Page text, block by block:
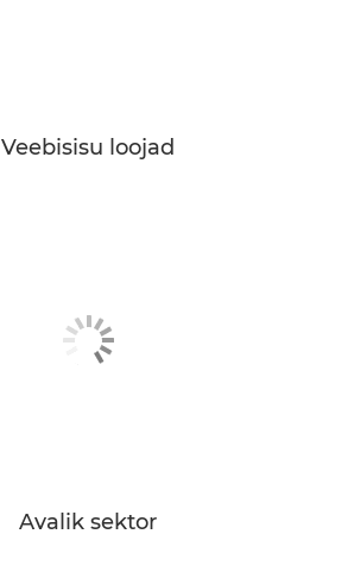
Veebisisu loojad
Avalik sektor